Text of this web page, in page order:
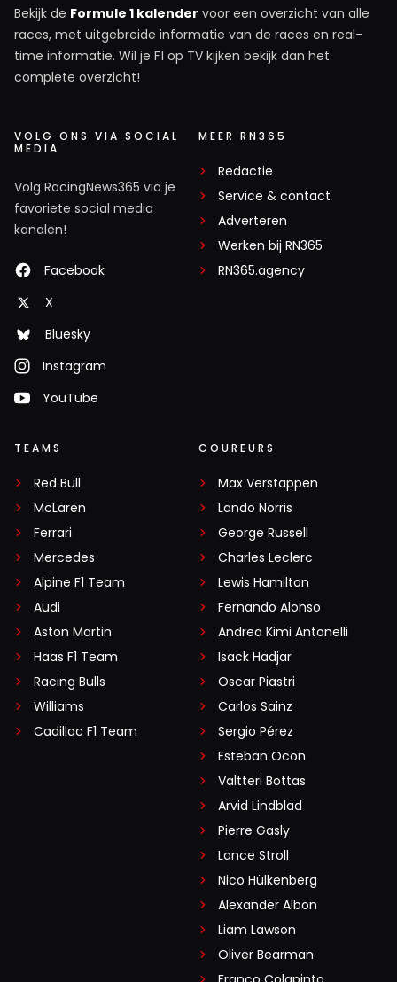
Bekijk de Formule 1 kalender voor een overzicht van alle
races, met uitgebreide informatie van de races en real-
time informatie. Wil je F1 op TV kijken bekijk dan het
complete overzicht!
VOLG ONS VIA SOCIAL
MEDIA
Volg RacingNews365 via je
favoriete social media
kanalen!
Facebook
X
Bluesky
Instagram
YouTube
MEER RN365
Redactie
Service & contact
Adverteren
Werken bij RN365
RN365.agency
TEAMS
Red Bull
McLaren
Ferrari
Mercedes
Alpine F1 Team
Audi
Aston Martin
Haas F1 Team
Racing Bulls
Williams
Cadillac F1 Team
COUREURS
Max Verstappen
Lando Norris
George Russell
Charles Leclerc
Lewis Hamilton
Fernando Alonso
Andrea Kimi Antonelli
Isack Hadjar
Oscar Piastri
Carlos Sainz
Sergio Pérez
Esteban Ocon
Valtteri Bottas
Arvid Lindblad
Pierre Gasly
Lance Stroll
Nico Hülkenberg
Alexander Albon
Liam Lawson
Oliver Bearman